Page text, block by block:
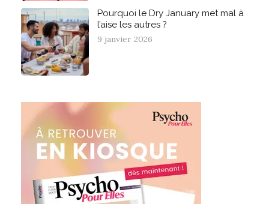
Pourquoi le Dry January met mal à
l’aise les autres ?
9 janvier 2026